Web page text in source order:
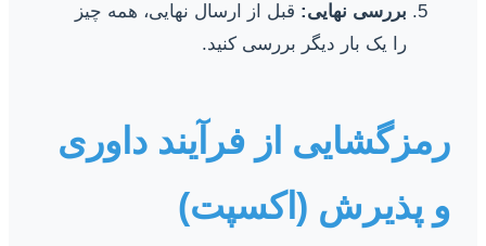
بررسی نهایی: قبل از ارسال نهایی، همه چیز
را یک بار دیگر بررسی کنید.
رمزگشایی از فرآیند داوری
و پذیرش (اکسپت)